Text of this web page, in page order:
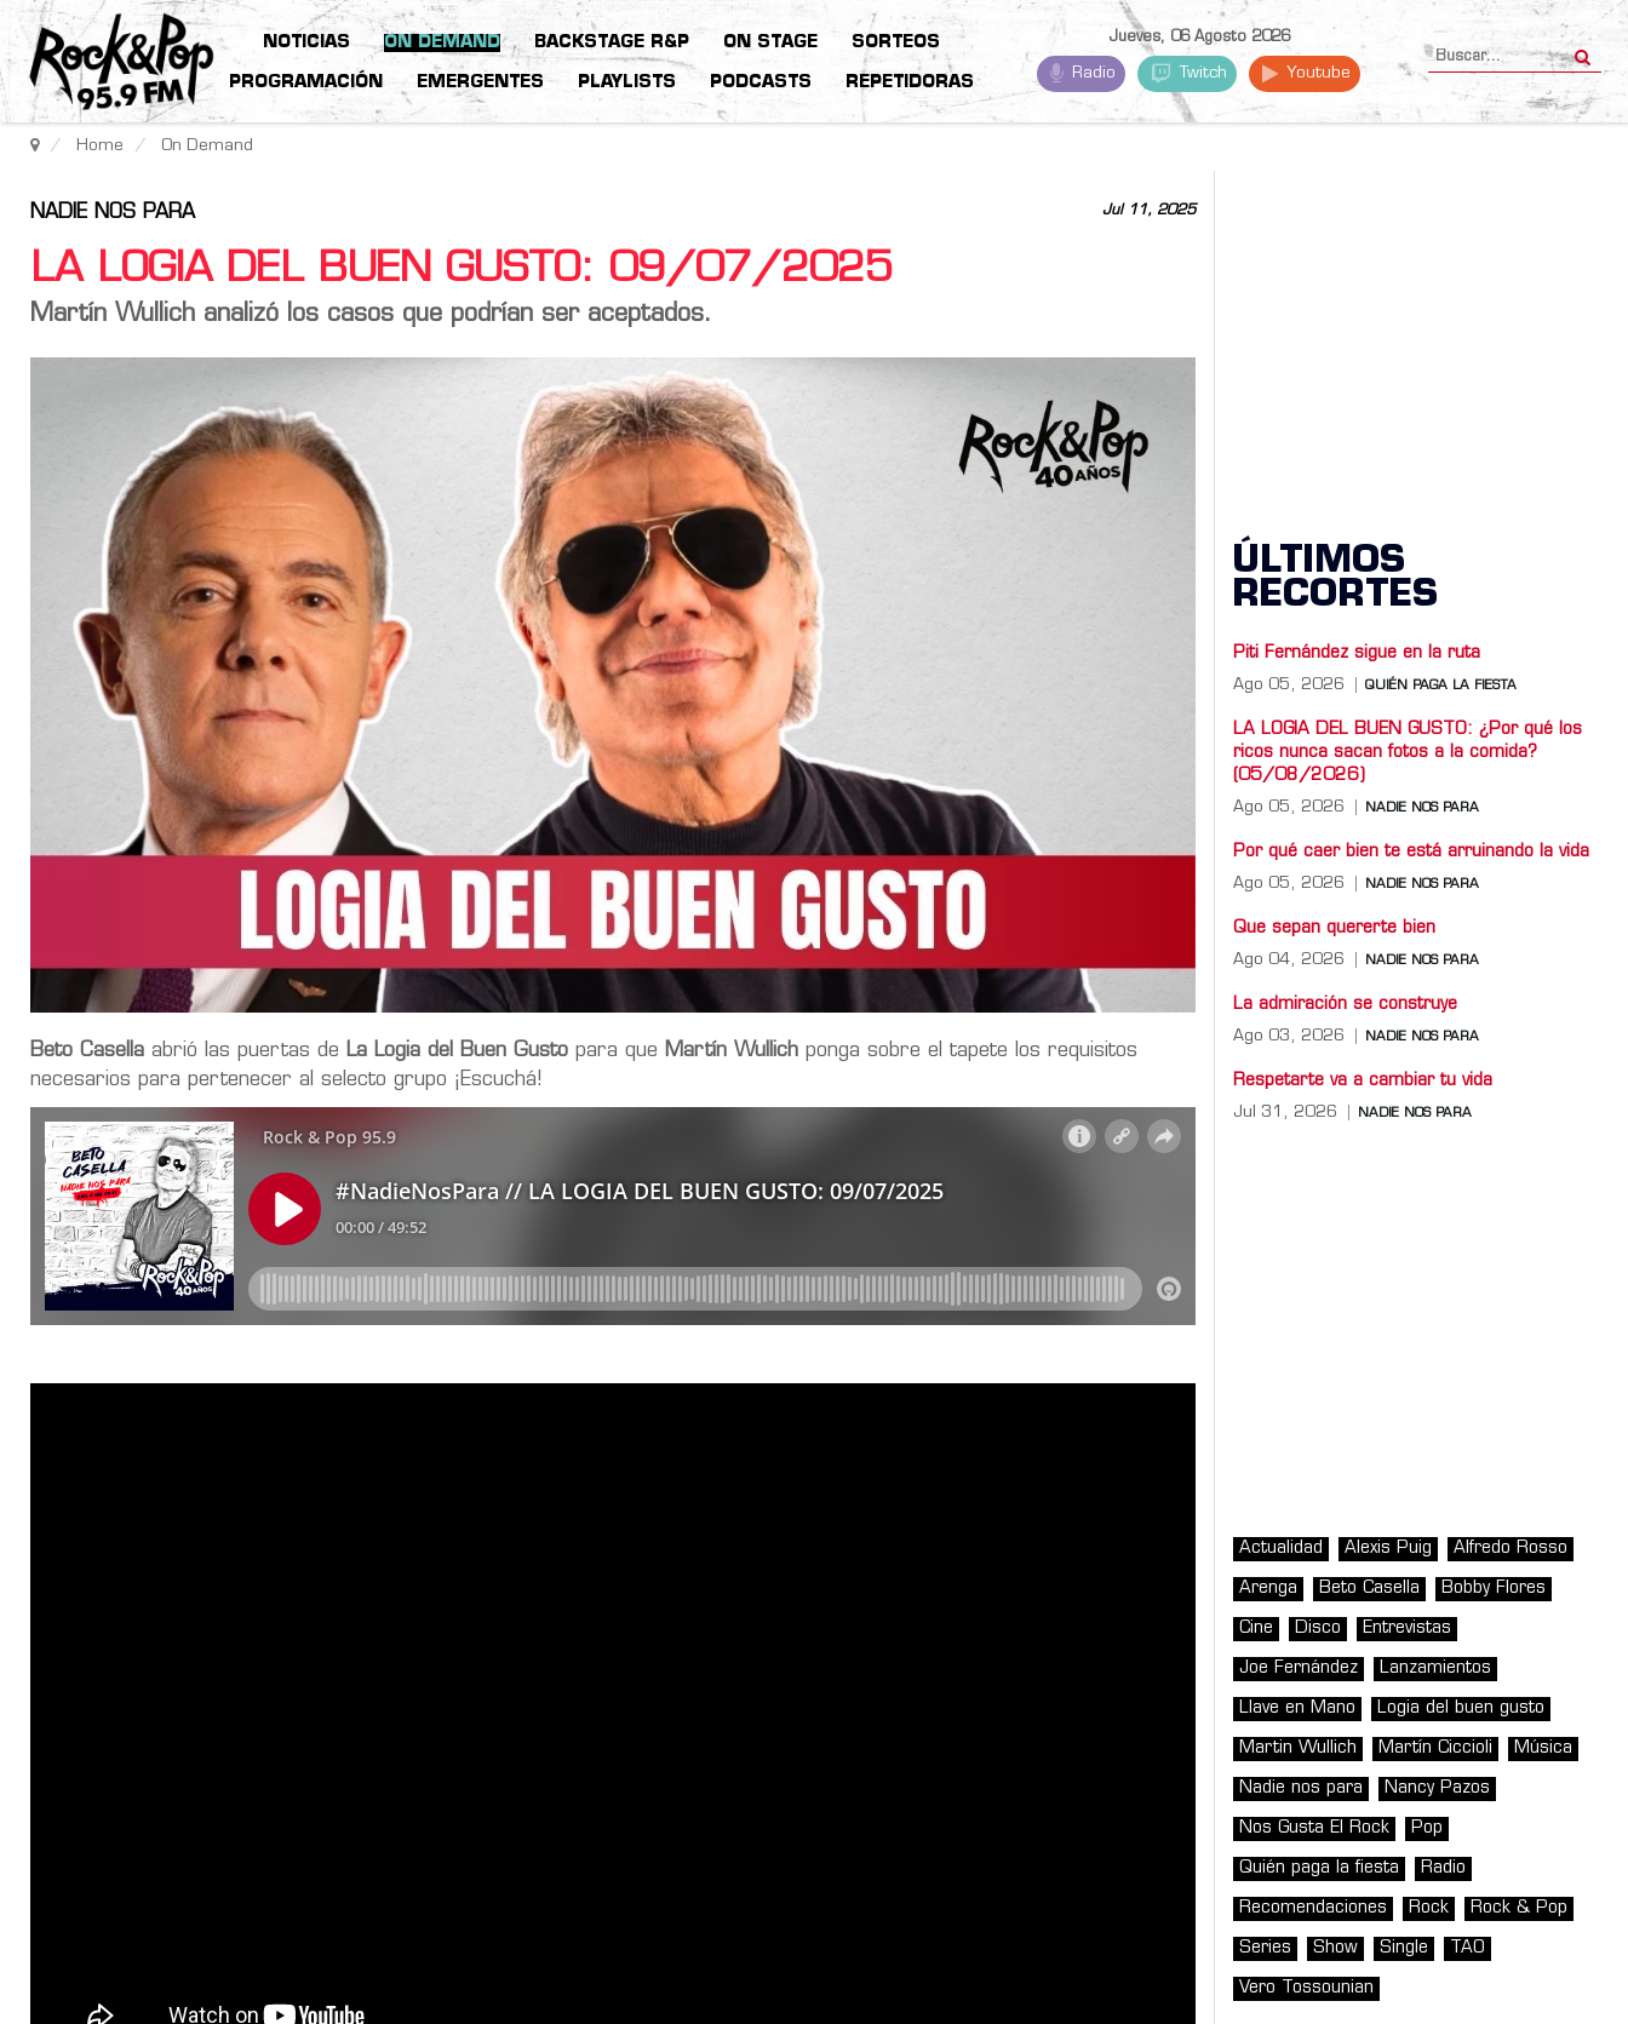
NOTICIAS ON DEMAND BACKSTAGE R&P ON STAGE SORTEOS
PROGRAMACIÓN EMERGENTES PLAYLISTS PODCASTS REPETIDORAS
Jueves, 06 Agosto 2026
Radio Twitch Youtube
Home On Demand
Jul 11, 2025
NADIE NOS PARA
LA LOGIA DEL BUEN GUSTO: 09/07/2025
Martín Wullich analizó los casos que podrían ser aceptados.
Beto Casella abrió las puertas de La Logia del Buen Gusto para que Martín Wullich ponga sobre el tapete los requisitos
necesarios para pertenecer al selecto grupo ¡Escuchá!
ÚLTIMOS
RECORTES
Piti Fernández sigue en la ruta
Ago 05, 2026 QUIÉN PAGA LA FIESTA
LA LOGIA DEL BUEN GUSTO: ¿Por qué los
ricos nunca sacan fotos a la comida?
(05/08/2026)
Ago 05, 2026 NADIE NOS PARA
Por qué caer bien te está arruinando la vida
Ago 05, 2026 NADIE NOS PARA
Que sepan quererte bien
Ago 04, 2026 NADIE NOS PARA
La admiración se construye
Ago 03, 2026 NADIE NOS PARA
Respetarte va a cambiar tu vida
Jul 31, 2026 NADIE NOS PARA
Actualidad Alexis Puig Alfredo Rosso
Arenga Beto Casella Bobby Flores
Cine Disco Entrevistas
Joe Fernández Lanzamientos
Llave en Mano Logia del buen gusto
Martin Wullich Martín Ciccioli Música
Nadie nos para Nancy Pazos
Nos Gusta El Rock Pop
Quién paga la fiesta Radio
Recomendaciones Rock Rock & Pop
Series Show Single TAO
Vero Tossounian